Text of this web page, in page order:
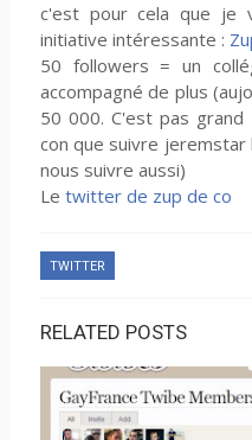
c'est pour cela que je
initiative intéressante :
50 followers = un
accompagné de plus
50 000. C'est pas
con que suivre
nous suivre aussi)
Le twitter de zup de co
TWITTER
RELATED POSTS